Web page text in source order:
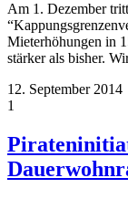
Am 1. Dezember
Mieterhöhungen in
stärker als bisher.
12. September 2014
1